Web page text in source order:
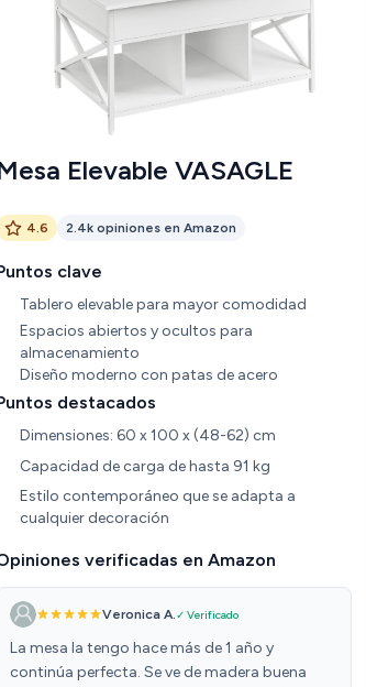
Elevable VASAGLE
4.6 2.4k opiniones en Amazon
clave
Tablero elevable para mayor comodidad
Espacios abiertos y ocultos para
almacenamiento
Diseño moderno con patas de acero
destacados
Dimensiones: 60 x 100 x (48-62) cm
Capacidad de carga de hasta 91 kg
Estilo contemporáneo que se adapta a
cualquier decoración
verificadas en Amazon
Veronica A.✓ Verificado
La mesa la tengo hace más de 1 año y
continúa perfecta. Se ve de madera buena